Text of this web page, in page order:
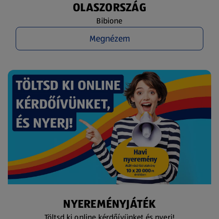
OLASZORSZÁG
Bibione
Megnézem
NYEREMÉNYJÁTÉK